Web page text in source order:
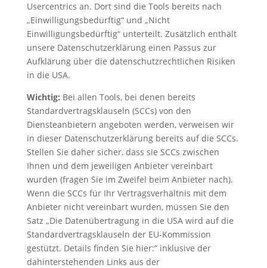
Usercentrics an. Dort sind die Tools bereits nach
„Einwilligungsbedürftig“ und „Nicht
Einwilligungsbedürftig“ unterteilt. Zusätzlich enthält
unsere Datenschutzerklärung einen Passus zur
Aufklärung über die datenschutzrechtlichen Risiken
in die USA.
Wichtig: Bei allen Tools, bei denen bereits
Standardvertragsklauseln (SCCs) von den
Diensteanbietern angeboten werden, verweisen wir
in dieser Datenschutzerklärung bereits auf die SCCs.
Stellen Sie daher sicher, dass sie SCCs zwischen
Ihnen und dem jeweiligen Anbieter vereinbart
wurden (fragen Sie im Zweifel beim Anbieter nach).
Wenn die SCCs für Ihr Vertragsverhältnis mit dem
Anbieter nicht vereinbart wurden, müssen Sie den
Satz „Die Datenübertragung in die USA wird auf die
Standardvertragsklauseln der EU-Kommission
gestützt. Details finden Sie hier:“ inklusive der
dahinterstehenden Links aus der